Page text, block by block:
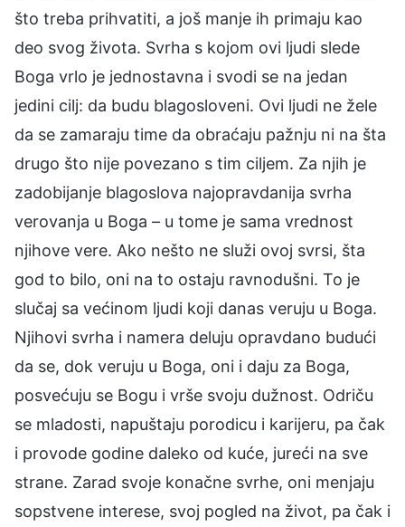
što treba prihvatiti, a još manje ih primaju kao
deo svog života. Svrha s kojom ovi ljudi slede
Boga vrlo je jednostavna i svodi se na jedan
jedini cilj: da budu blagosloveni. Ovi ljudi ne žele
da se zamaraju time da obraćaju pažnju ni na šta
drugo što nije povezano s tim ciljem. Za njih je
zadobijanje blagoslova najopravdanija svrha
verovanja u Boga – u tome je sama vrednost
njihove vere. Ako nešto ne služi ovoj svrsi, šta
god to bilo, oni na to ostaju ravnodušni. To je
slučaj sa većinom ljudi koji danas veruju u Boga.
Njihovi svrha i namera deluju opravdano budući
da se, dok veruju u Boga, oni i daju za Boga,
posvećuju se Bogu i vrše svoju dužnost. Odriču
se mladosti, napuštaju porodicu i karijeru, pa čak
i provode godine daleko od kuće, jureći na sve
strane. Zarad svoje konačne svrhe, oni menjaju
sopstvene interese, svoj pogled na život, pa čak i